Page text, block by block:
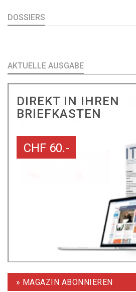
DOSSIERS
AKTUELLE AUSGABE
DIREKT IN IHREN
BRIEFKASTEN
CHF 60.-
» MAGAZIN ABONNIEREN